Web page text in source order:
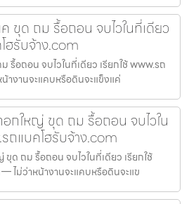
ค ขุด ถม รื้อถอน จบไวในที่เดียว
ฮรับจ้าง.com
รื้อถอน จบไวในที่เดียว เรียกใช้ www.รถ
างานจะแคบหรือดินจะแข็งแค่
อกใหญ่ ขุด ถม รื้อถอน จบไวใน
ถแบคโฮรับจ้าง.com
ขุด ถม รื้อถอน จบไวในที่เดียว เรียกใช้
ไม่ว่าหน้างานจะแคบหรือดินจะแข